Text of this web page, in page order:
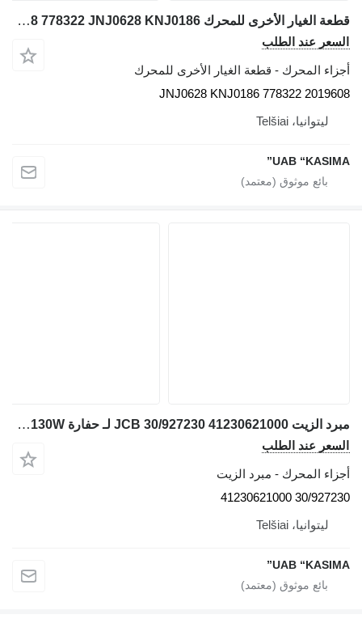
قطعة الغيار الأخرى للمحرك Rubber coupling 2019608 778322 JNJ0628 KNJ0186 لـ حفارة JCB JS130W
السعر عند الطلب
أجزاء المحرك - قطعة الغيار الأخرى للمحرك
2019608 778322 JNJ0628 KNJ0186
ليتوانيا، Telšiai
UAB “KASIMA”
مبرد الزيت JCB 30/927230 41230621000 لـ حفارة JCB JS130W
السعر عند الطلب
أجزاء المحرك - مبرد الزيت
30/927230 41230621000
ليتوانيا، Telšiai
UAB “KASIMA”